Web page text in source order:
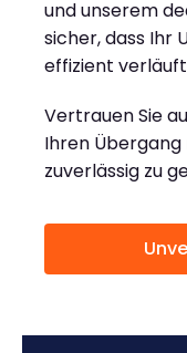
und unserem
sicher, dass Ihr
effizient
Vertrauen Sie
Ihren
zuverlässig zu